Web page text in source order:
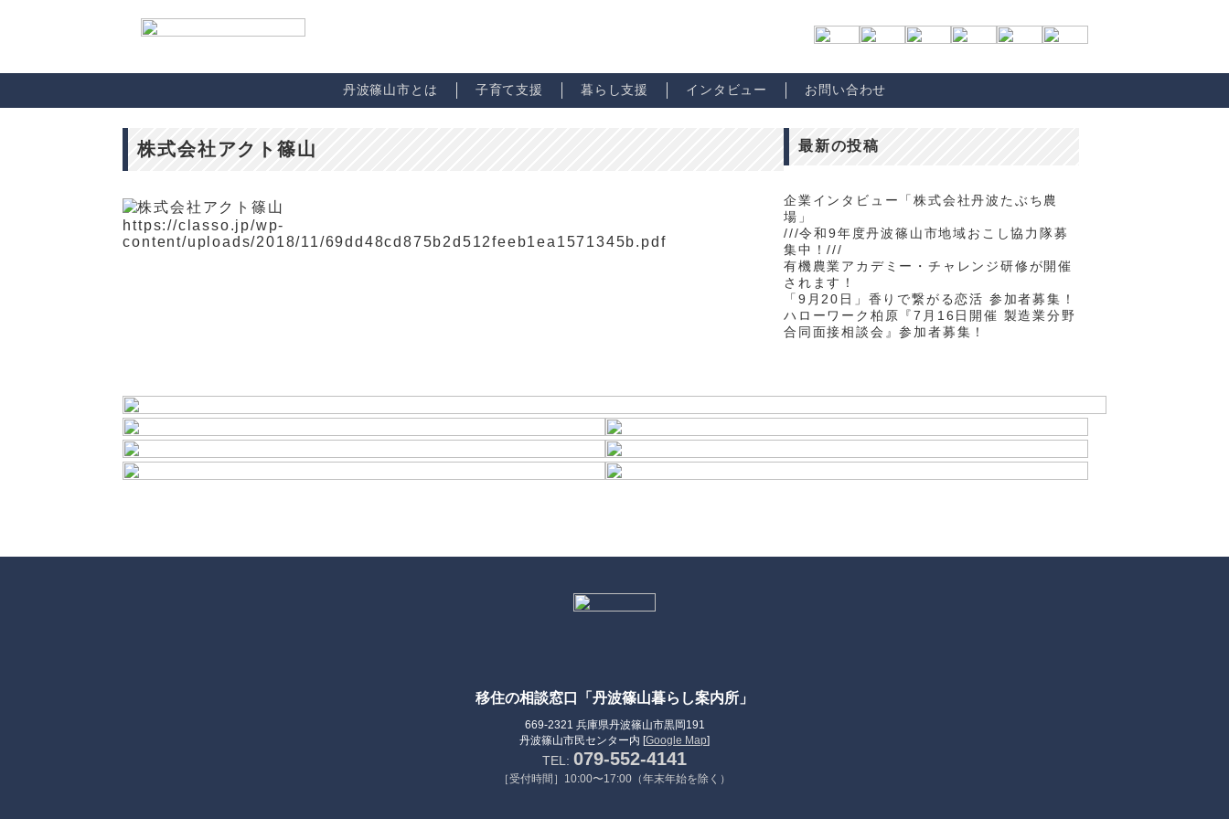
丹波篠山市とは 子育て支援 暮らし支援 インタビュー お問い合わせ
株式会社アクト篠山
https://classo.jp/wp-
content/uploads/2018/11/69dd48cd875b2d512feeb1ea1571345b.pdf
最新の投稿
企業インタビュー「株式会社丹波たぶち農
場」
///令和9年度丹波篠山市地域おこし協力隊募
集中！///
有機農業アカデミー・チャレンジ研修が開催
されます！
「9月20日」香りで繋がる恋活 参加者募集！
ハローワーク柏原『7月16日開催 製造業分野
合同面接相談会』参加者募集！
移住の相談窓口「丹波篠山暮らし案内所」
669-2321 兵庫県丹波篠山市黒岡191
丹波篠山市民センター内 [Google Map]
TEL: 079-552-4141
［受付時間］10:00〜17:00（年末年始を除く）